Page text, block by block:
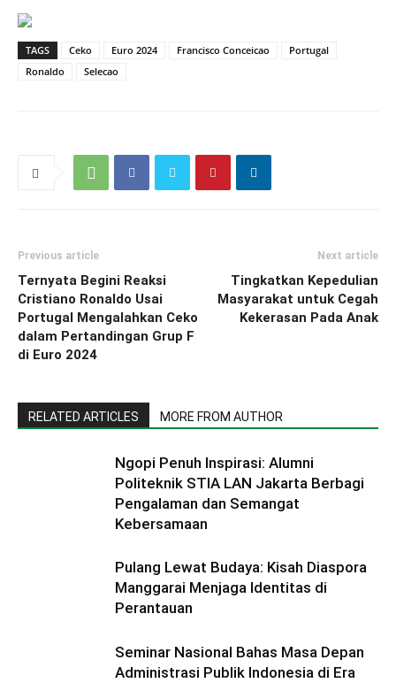
TAGS Ceko Euro 2024 Francisco Conceicao
Portugal
Ronaldo
Selecao
Previous article
Ternyata Begini Reaksi
Cristiano Ronaldo Usai
Portugal Mengalahkan Ceko
dalam Pertandingan Grup F
di Euro 2024
Next article
Tingkatkan Kepedulian
Masyarakat untuk Cegah
Kekerasan Pada Anak
RELATED ARTICLES MORE FROM AUTHOR
Ngopi Penuh Inspirasi: Alumni
Politeknik STIA LAN Jakarta Berbagi
Pengalaman dan Semangat
Kebersamaan
Pulang Lewat Budaya: Kisah Diaspora
Manggarai Menjaga Identitas di
Perantauan
Seminar Nasional Bahas Masa Depan
Administrasi Publik Indonesia di Era